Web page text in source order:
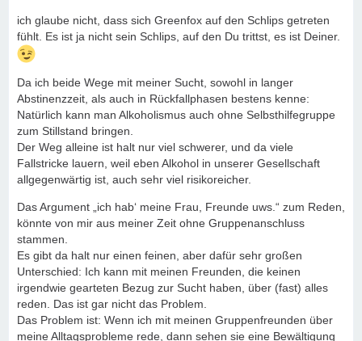
ich glaube nicht, dass sich Greenfox auf den Schlips getreten
fühlt. Es ist ja nicht sein Schlips, auf den Du trittst, es ist Deiner.
Da ich beide Wege mit meiner Sucht, sowohl in langer
Abstinenzzeit, als auch in Rückfallphasen bestens kenne:
Natürlich kann man Alkoholismus auch ohne Selbsthilfegruppe
zum Stillstand bringen.
Der Weg alleine ist halt nur viel schwerer, und da viele
Fallstricke lauern, weil eben Alkohol in unserer Gesellschaft
allgegenwärtig ist, auch sehr viel risikoreicher.
Das Argument „ich hab‘ meine Frau, Freunde uws.“ zum Reden,
könnte von mir aus meiner Zeit ohne Gruppenanschluss
stammen.
Es gibt da halt nur einen feinen, aber dafür sehr großen
Unterschied: Ich kann mit meinen Freunden, die keinen
irgendwie gearteten Bezug zur Sucht haben, über (fast) alles
reden. Das ist gar nicht das Problem.
Das Problem ist: Wenn ich mit meinen Gruppenfreunden über
meine Alltagsprobleme rede, dann sehen sie eine Bewältigung